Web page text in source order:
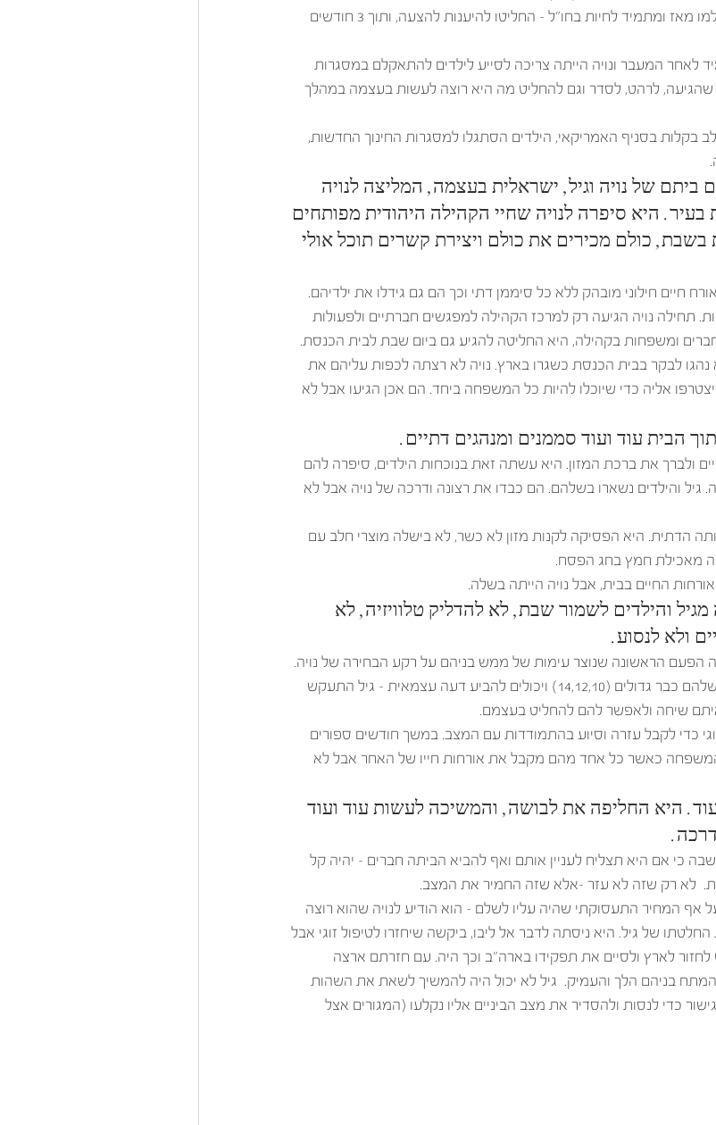
לסניף של החברה  בארה"ב. נויה וגיל שחלמו מאז ומתמיד לחיות בחו"ל – החליטו להיענות להצעה, ותוך 3 חודשים
לאחר המעבר ונויה הייתה צריכה לסייע לילדים להתאקלם במסגרות
לרהט, לסדר וגם להחליט מה היא רוצה לעשות בעצמה במהלך
בקלות בסניף האמריקאי, הילדים הסתגלו למסגרות החינוך החדשות,
של נויה וגיל, ישראלית בעצמה, המליצה לנויה
היא סיפרה לנויה שחיי הקהילה היהודית מפותחים
בשבת, כולם מכירים את כולם ויצירת קשרים תוכל אולי
חיים חילוני מובהק ללא כל סיממן דתי וכך הם גם גידלו את ילדיהם.
תחילה נויה הגיעה רק למרכז הקהילה למפגשים חברתיים ולפעולות
ומשפחות בקהילה, היא החליטה להגיע גם ביום שבת לבית הכנסת.
נהגו לבקר בבית הכנסת כשגרו בארץ. נויה לא רצתה לכפות עליהם את
אליה כדי שיוכלו להיות כל המשפחה ביחד. הם אכן הגיעו אבל לא
הבית עוד ועוד סממנים ומנהגים דתיים.
ולברך את ברכת המזון. היא עשתה זאת בנוכחות הילדים, סיפרה להם
גיל והילדים נשארו בשלהם. הם כבדו את רצונה ודרכה של נויה אבל לא
הדתית. היא הפסיקה לקנות מזון לא כשר, לא בישלה מוצרי חלב עם
מאכילת חמץ בחג הפסח.
החיים בבית, אבל נויה הייתה בשלה.
והילדים לשמור שבת, לא להדליק טלוויזיה, לא
ולא לנסוע.
הפעם הראשונה שנוצר עימות של ממש בניהם על רקע הבחירה של נויה.
גיל לא ויתר וגם נויה לא. מאחר שהילדים שלהם כבר גדולים (14,12,10) ויכולים להביע דעה עצמאית – גיל התעקש
שיחה ולאפשר להם להחליט בעצמם.
כדי לקבל עזרה וסיוע בהתמודדות עם המצב. במשך חודשים ספורים
המשפחה כאשר כל אחד מהם מקבל את אורחות חייו של האחר אבל לא
היא החליפה את לבושה, והמשיכה לעשות עוד ועוד
כי אם היא תצליח לעניין אותם ואף להביא הביתה חברים – יהיה קל
לא רק שזה לא עזר -אלא שזה החמיר את המצב.
אף המחיר התעסוקתי שהיה עליו לשלם – הוא הודיע לנויה שהוא רוצה
של גיל. היא ניסתה לדבר אל ליבו, ביקשה שיחזרו לטיפול זוגי אבל
לארץ ולסיים את תפקידו בארה"ב וכך היה. עם חזרתם ארצה
בניהם הלך והעמיק.  גיל לא יכול היה להמשיך לשאת את השהות
כדי לנסות ולהסדיר את מצב הביניים אליו נקלעו (המגורים אצל